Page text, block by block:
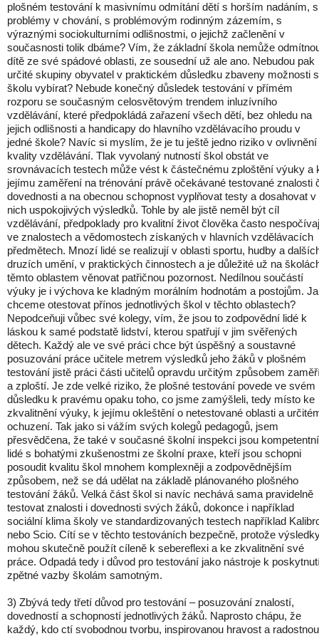
plošném testování k masivnímu odmítání dětí s horším nadáním, s
problémy v chování, s problémovým rodinným zázemím, s
výraznými sociokulturními odlišnostmi, o jejichž začlenění v
současnosti tolik dbáme? Vím, že základní škola nemůže
dítě ze své spádové oblasti, ze sousední už ale ano. Nebudou pak
určité skupiny obyvatel v praktickém důsledku zbaveny možnosti
školu vybírat? Nebude konečný důsledek testování v přímém
rozporu se současným celosvětovým trendem inluzívního
vzdělávání, které předpokládá zařazení všech dětí, bez ohledu na
jejich odlišnosti a handicapy do hlavního vzdělávacího proudu v
jedné škole? Navíc si myslím, že je tu ještě jedno riziko v ovlivnění
kvality vzdělávání. Tlak vyvolaný nutností škol obstát ve
srovnávacích testech může vést k částečnému zploštění výuky a
jejímu zaměření na trénování právě očekávané testované znalosti
dovednosti a na obecnou schopnost vyplňovat testy a dosahovat v
nich uspokojivých výsledků. Tohle by ale jistě neměl být cíl
vzdělávání, předpoklady pro kvalitní život člověka často
ve znalostech a vědomostech získaných v hlavních vzdělávacích
předmětech. Mnozí lidé se realizují v oblasti sportu, hudby a
druzích umění, v praktických činnostech a je důležité už na
těmto oblastem věnovat patřičnou pozornost. Nedílnou součástí
výuky je i výchova ke kladným morálním hodnotám a postojům.
chceme otestovat přínos jednotlivých škol v těchto oblastech?
Nepodceňuji vůbec své kolegy, vím, že jsou to zodpovědní lidé k
láskou k samé podstatě lidství, kterou spatřují v jim svěřených
dětech. Každý ale ve své práci chce být úspěšný a soustavné
posuzování práce učitele metrem výsledků jeho žáků v plošném
testování jistě práci části učitelů opravdu určitým způsobem
a zploští. Je zde velké riziko, že plošné testování povede ve svém
důsledku k pravému opaku toho, co jsme zamýšleli, tedy místo ke
zkvalitnění výuky, k jejímu okleštění o netestované oblasti a
ochuzení. Tak jako si vážím svých kolegů pedagogů, jsem
přesvědčena, že také v současné školní inspekci jsou kompetentní
lidé s bohatými zkušenostmi ze školní praxe, kteří jsou schopni
posoudit kvalitu škol mnohem komplexněji a zodpovědnějším
způsobem, než se dá udělat na základě plánovaného plošného
testování žáků. Velká část škol si navíc nechává sama pravidelně
testovat znalosti i dovednosti svých žáků, dokonce i například
sociální klima školy ve standardizovaných testech například
nebo Scio. Cítí se v těchto testováních bezpečně, protože
mohou skutečně použít cíleně k sebereflexi a ke zkvalitnění své
práce. Odpadá tedy i důvod pro testování jako nástroje k
zpětné vazby školám samotným.
3) Zbývá tedy třetí důvod pro testování – posuzování znalostí,
dovedností a schopností jednotlivých žáků. Naprosto chápu, že
každý, kdo ctí svobodnou tvorbu, inspirovanou hravost a radostnou